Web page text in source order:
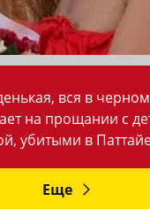
вся в
на прощании с
убитыми в
Еще